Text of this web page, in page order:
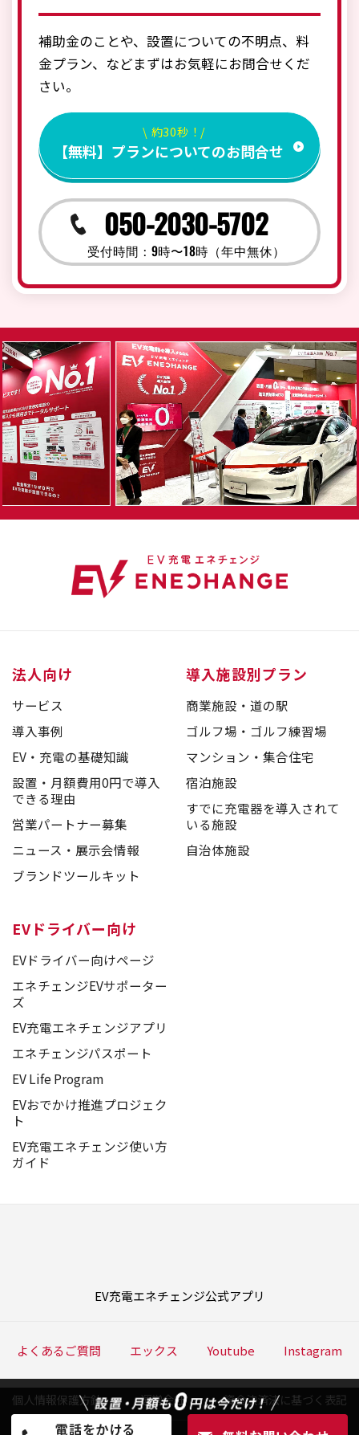
補助金のことや、設置についての不明点、料
金プラン、などまずはお気軽にお問合せくだ
さい。
\ 約30秒！/
【無料】プランについてのお問合せ
050-2030-5702
受付時間：9時〜18時（年中無休）
法人向け
サービス
導入事例
EV・充電の基礎知識
設置・月額費用0円で導入
できる理由
営業パートナー募集
ニュース・展示会情報
ブランドツールキット
導入施設別プラン
商業施設・道の駅
ゴルフ場・ゴルフ練習場
マンション・集合住宅
宿泊施設
すでに充電器を導入されて
いる施設
自治体施設
EVドライバー向け
EVドライバー向けページ
エネチェンジEVサポーター
ズ
EV充電エネチェンジアプリ
エネチェンジパスポート
EV Life Program
EVおでかけ推進プロジェク
ト
EV充電エネチェンジ使い方
ガイド
EV充電エネチェンジ公式アプリ
よくあるご質問 エックス Youtube Instagram
個人情報保護方針 運営会社 資金決済法に基づく表記